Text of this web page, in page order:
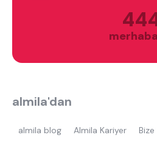
almila'dan
almila blog Almila Kariyer Bize